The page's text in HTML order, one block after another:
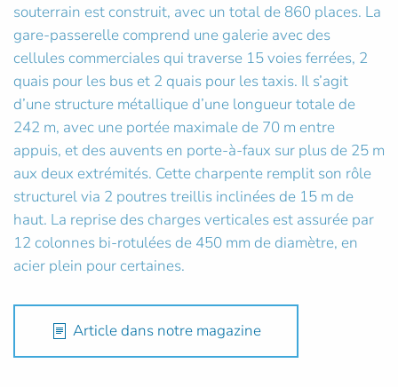
souterrain est construit, avec un total de 860 places. La
gare-passerelle comprend une galerie avec des
cellules commerciales qui traverse 15 voies ferrées, 2
quais pour les bus et 2 quais pour les taxis. Il s’agit
d’une structure métallique d’une longueur totale de
242 m, avec une portée maximale de 70 m entre
appuis, et des auvents en porte-à-faux sur plus de 25 m
aux deux extrémités. Cette charpente remplit son rôle
structurel via 2 poutres treillis inclinées de 15 m de
haut. La reprise des charges verticales est assurée par
12 colonnes bi-rotulées de 450 mm de diamètre, en
acier plein pour certaines.
Article dans notre magazine